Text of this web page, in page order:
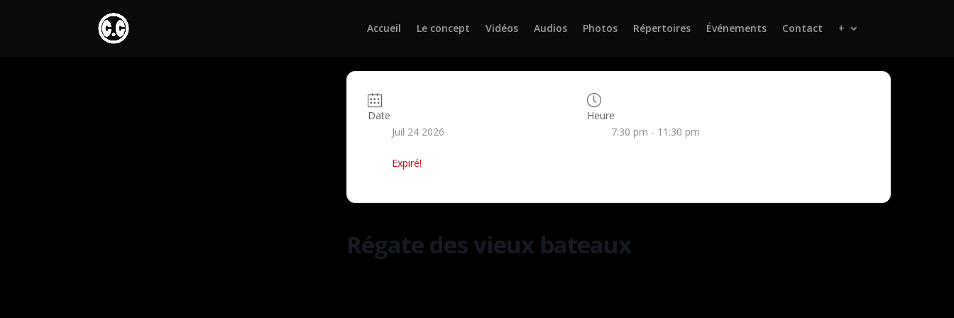
Accueil Le concept Vidéos Audios Photos Répertoires Événements Contact +
Date
Juil 24 2026
Expiré!
Heure
7:30 pm - 11:30 pm
Régate des vieux bateaux